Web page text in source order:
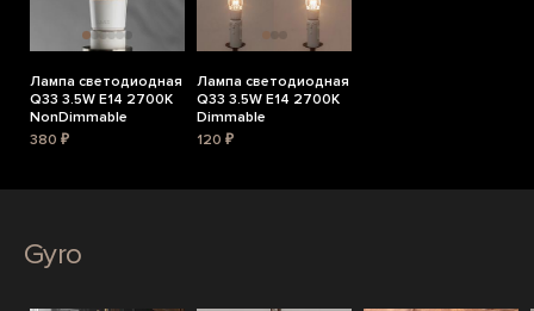
Лампа светодиодная
Q33 3.5W E14 2700K
NonDimmable
380 ₽
Лампа светодиодная
Q33 3.5W E14 2700K
Dimmable
120 ₽
Gyro